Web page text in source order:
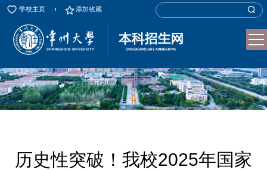
学校主页 添加收藏
历史性突破！我校2025年国家